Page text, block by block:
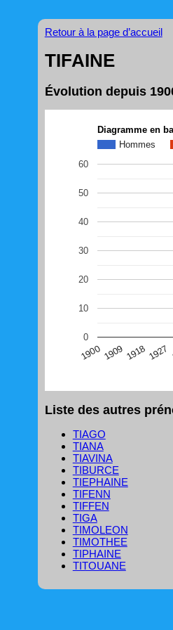
Retour à la page d’accueil
TIFAINE
Évolution depuis
Diagramme en
Hommes
1900 1909 1918 1927
0
10
20
30
40
50
60
(Graphique Google
Liste des autres
TIAGO
TIANA
TIAVINA
TIBURCE
TIEPHAINE
TIFENN
TIFFEN
TIGA
TIMOLEON
TIMOTHEE
TIPHAINE
TITOUANE